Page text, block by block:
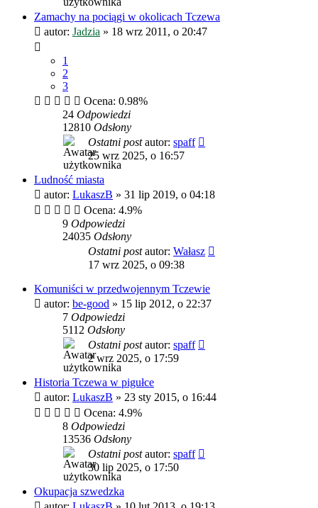
Zamachy na pociągi w okolicach Tczewa
autor: Jadzia » 18 wrz 2011, o 20:47
1
2
3
Ocena: 0.98%
24 Odpowiedzi
12810 Odsłony
Ostatni postautor: spaff
25 wrz 2025, o 16:57
Ludność miasta
autor: LukaszB » 31 lip 2019, o 04:18
Ocena: 4.9%
9 Odpowiedzi
24035 Odsłony
Ostatni postautor: Wałasz
17 wrz 2025, o 09:38
Komuniści w przedwojennym Tczewie
autor: be-good » 15 lip 2012, o 22:37
7 Odpowiedzi
5112 Odsłony
Ostatni postautor: spaff
2 wrz 2025, o 17:59
Historia Tczewa w pigułce
autor: LukaszB » 23 sty 2015, o 16:44
Ocena: 4.9%
8 Odpowiedzi
13536 Odsłony
Ostatni postautor: spaff
30 lip 2025, o 17:50
Okupacja szwedzka